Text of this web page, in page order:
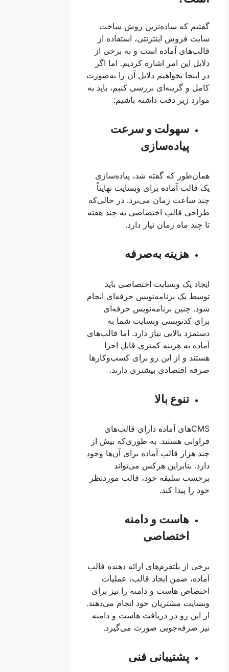
گفتیم که ساده‌ترین روش ساخت
سایت فروش اینترنتی، استفاده از
قالب‌های آماده است و به برخی از
دلایل این امر اشاره کردیم. اما اگر
در اینجا بخواهیم دلایل آن را به‌صورت
کامل و گزینه‌ای بررسی کنیم، باید به
موارد زیر دقت داشته باشیم:
سهولت و سرعت
پیاده‌سازی
همان‌طور که گفته شد، پیاده‌سازی
یک قالب آماده برای وبسایت نهایتاً
چند ساعت زمان می‌برد. در حالی‌که
طراحی قالب اختصاصی به چند هفته
تا چند ماه زمان نیاز دارد.
هزینه به‌صرفه
ایجاد یک وبسایت اختصاصی باید
توسط یک برنامه‌نویس حرفه‌ای انجام
شود. چنین برنامه‌نویس حرفه‌ای
برای کدنویسی وبسایت شما به
دستمزد بالایی نیاز دارد. اما قالب‌های
آماده به هزینه کمتری قابل اجرا
هستند و از این رو برای کسب‌وکارها
صرفه اقتصادی بیشتری دارند.
تنوع بالا
CMSهای آماده دارای قالب‌های
فراوانی هستند. به طوری‌که بیش از
چند هزار قالب آماده برای آن‌ها وجود
دارد. بنابراین هرکس می‌تواند
برحسب سلیقه خود، قالب موردنظر
خود را پیدا کند.
هاست و دامنه
اختصاصی
برخی از پلتفرم‌های ارائه دهنده قالب
آماده، ضمن ایجاد قالب، عملیات
اختصاص هاست و دامنه را نیز برای
وبسایت مشتریان خود انجام می‌دهند.
از این رو در دریافت هاست و دامنه
نیز صرفه‌جویی صورت می‌گیرد.
پشتیبانی فنی